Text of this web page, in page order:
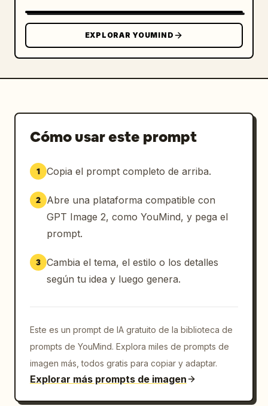
EXPLORAR YOUMIND
Cómo usar este prompt
1 Copia el prompt completo de arriba.
2
Abre una plataforma compatible con
GPT Image 2, como YouMind, y pega el
prompt.
3 Cambia el tema, el estilo o los detalles
según tu idea y luego genera.
Este es un prompt de IA gratuito de la biblioteca de
prompts de YouMind. Explora miles de prompts de
imagen más, todos gratis para copiar y adaptar.
Explorar más prompts de imagen